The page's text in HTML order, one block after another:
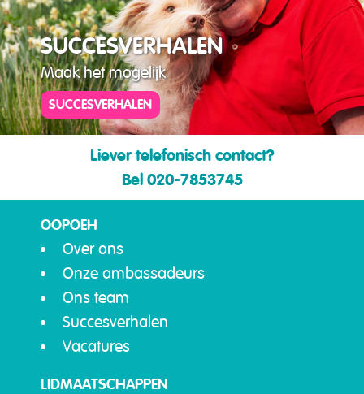
SUCCESVERHALEN
Maak het mogelijk
SUCCESVERHALEN
Liever telefonisch contact?
Bel 020-7853745
OOPOEH
Over ons
Onze ambassadeurs
Ons team
Succesverhalen
Vacatures
LIDMAATSCHAPPEN